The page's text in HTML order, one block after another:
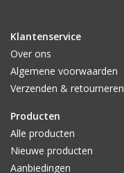
Klantenservice
Over ons
Algemene voorwaarden
Verzenden & retourneren
Producten
Alle producten
Nieuwe producten
Aanbiedingen